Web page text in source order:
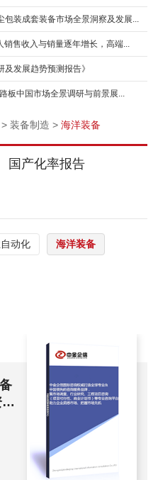
包装成套装备市场全景洞察及发展...
销售收入与销量逐年增长，高端...
及发展趋势预测报告》
板中国市场全景调研与前景展...
> 装备制造 > 海洋装备
国产化率报告
动化 海洋装备
器行
潜力